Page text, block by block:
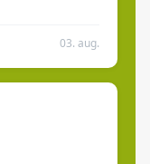
03. aug.